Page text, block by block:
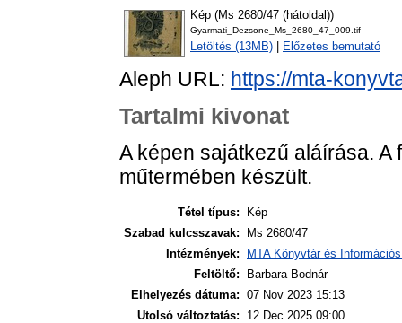
Kép (Ms 2680/47 (hátoldal))
Gyarmati_Dezsone_Ms_2680_47_009.tif
Letöltés (13MB) Előzetes bemutató
Aleph URL: https://mta-
Tartalmi kivonat
A képen sajátkezű aláírása. A
műtermében készült.
Tétel típus:
Kép
Szabad kulcsszavak:
Ms 2680/47
Intézmények:
MTA Könyvtár és
Feltöltő:
Barbara Bodnár
Elhelyezés dátuma: 07 Nov 2023 15:13
Utolsó változtatás:
12 Dec 2025 09:00